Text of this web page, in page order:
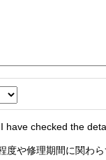
have checked the
度や修理期間に関わ